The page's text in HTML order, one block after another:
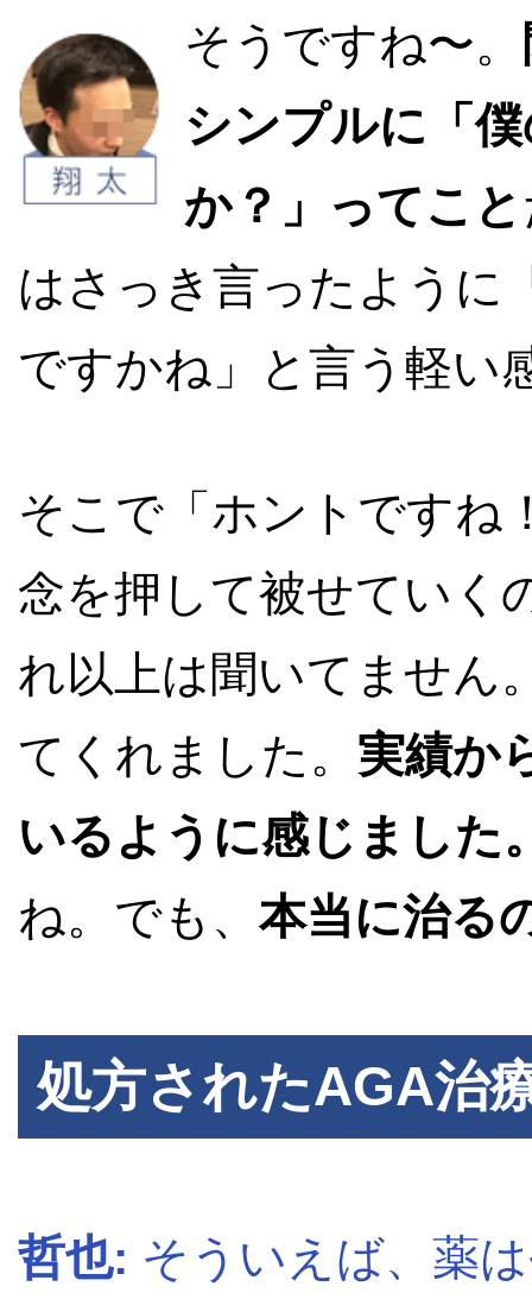
そうですね〜。
シンプルに「
か？」ってこと
はさっき言ったように
ですかね」と言う軽い
そこで「ホントですね
念を押して被せていく
れ以上は聞いてません
てくれました。 実績か
いるように感じました
ね。でも、本当に治る
処方されたAGA治
哲也: そういえば、薬